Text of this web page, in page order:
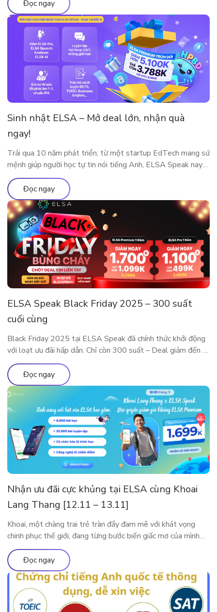
Đọc ngay
Sinh nhật ELSA – Mở deal lớn, nhận quà
ngay!
Trải qua 10 năm phát triển, từ một startup EdTech mang sứ
mệnh giúp người học tự tin nói tiếng Anh, ELSA Speak nay
đã trở thành nền tảng luyện phát âm và giao tiếp ứng dụng
AI được hàng triệu người dùng tại nhiều quốc gia tin tưởng
lựa chọn. Cột mốc 10 năm […]
Đọc ngay
ELSA Speak Black Friday 2025 – 300 suất
cuối cùng
Black Friday 2025 tại ELSA Speak đã chính thức khởi động
với loạt ưu đãi hấp dẫn. Chỉ còn 300 suất – Deal giảm đến 5
Triệu sắp cháy hàng! Đây là dịp đặc biệt trong năm để sở
hữu các gói ELSA Premium và ELSA Pro với giá ưu đãi hiếm
có. Trải nghiệm […]
Đọc ngay
Nhận ưu đãi cực khủng tại ELSA cùng Khoai
Lang Thang [12.11 – 13.11]
Khoai, một chàng trai trẻ tràn đầy đam mê với khát vọng
chinh phục thế giới, đang từng bước biến giấc mơ của mình
thành hiện thực. Tuy nhiên, thử thách lớn nhất mà anh phải
đối mặt trên hành trình này là tiếng Anh. Với ý chí kiên định,
Khoai đã bắt đầu hành […]
Đọc ngay